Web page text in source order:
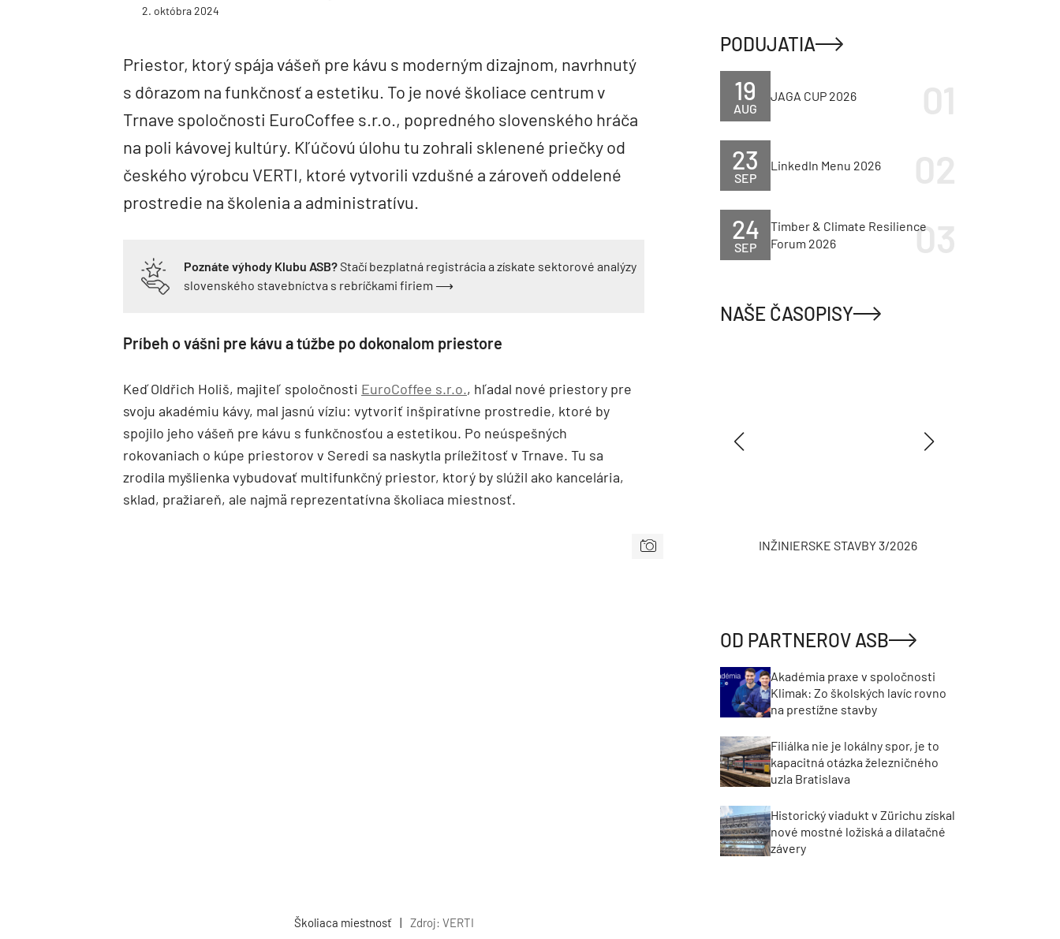
2. októbra 2024
Priestor, ktorý spája vášeň pre kávu s moderným dizajnom, navrhnutý
s dôrazom na funkčnosť a estetiku. To je nové školiace centrum v
Trnave spoločnosti EuroCoffee s.r.o., popredného slovenského hráča
na poli kávovej kultúry. Kľúčovú úlohu tu zohrali sklenené priečky od
českého výrobcu VERTI, ktoré vytvorili vzdušné a zároveň oddelené
prostredie na školenia a administratívu.
Poznáte výhody Klubu ASB?Stačí bezplatná registrácia a získate sektorové analýzy
slovenského stavebníctva s rebríčkami firiem ⟶
Príbeh o vášni pre kávu a túžbe po dokonalom priestore
Keď Oldřich Holiš, majiteľ spoločnosti EuroCoffee s.r.o., hľadal nové priestory pre
svoju akadémiu kávy, mal jasnú víziu: vytvoriť inšpiratívne prostredie, ktoré by
spojilo jeho vášeň pre kávu s funkčnosťou a estetikou. Po neúspešných
rokovaniach o kúpe priestorov v Seredi sa naskytla príležitosť v Trnave. Tu sa
zrodila myšlienka vybudovať multifunkčný priestor, ktorý by slúžil ako kancelária,
sklad, pražiareň, ale najmä reprezentatívna školiaca miestnosť.
Školiaca miestnosť | Zdroj: VERTI
PODUJATIA
AUG
19 JAGA CUP 2026
SEP
23 LinkedIn Menu 2026
SEP
24
Timber & Climate Resilience
Forum 2026
NAŠE ČASOPISY
TZB HAUSTECHNIK 3/2026 INŽINIERSKE STAVBY 3/2026
OD PARTNEROV ASB
Akadémia praxe v spoločnosti
Klimak: Zo školských lavíc rovno
na prestížne stavby
Filiálka nie je lokálny spor, je to
kapacitná otázka železničného
uzla Bratislava
Historický viadukt v Zürichu získal
nové mostné ložiská a dilatačné
závery